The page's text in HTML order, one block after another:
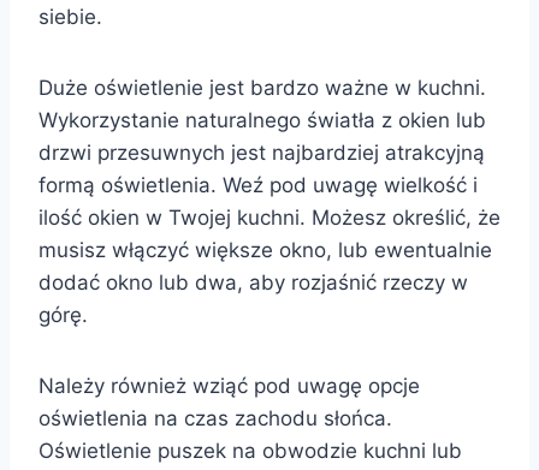
siebie.
Duże oświetlenie jest bardzo ważne w kuchni.
Wykorzystanie naturalnego światła z okien lub
drzwi przesuwnych jest najbardziej atrakcyjną
formą oświetlenia. Weź pod uwagę wielkość i
ilość okien w Twojej kuchni. Możesz określić, że
musisz włączyć większe okno, lub ewentualnie
dodać okno lub dwa, aby rozjaśnić rzeczy w
górę.
Należy również wziąć pod uwagę opcje
oświetlenia na czas zachodu słońca.
Oświetlenie puszek na obwodzie kuchni lub